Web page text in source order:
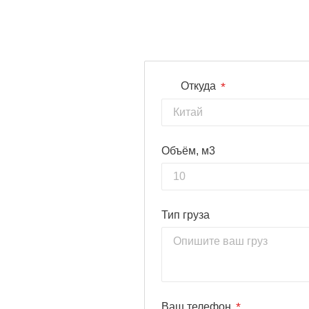
Откуда *
Объём, м3
Тип груза
Ваш телефон